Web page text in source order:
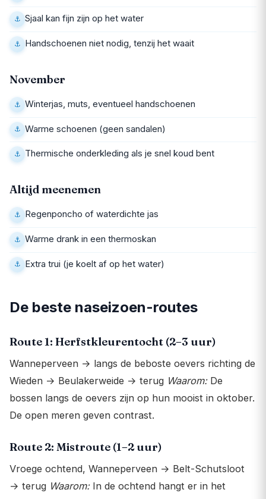
Sjaal kan fijn zijn op het water
Handschoenen niet nodig, tenzij het waait
November
Winterjas, muts, eventueel handschoenen
Warme schoenen (geen sandalen)
Thermische onderkleding als je snel koud bent
Altijd meenemen
Regenponcho of waterdichte jas
Warme drank in een thermoskan
Extra trui (je koelt af op het water)
De beste naseizoen-routes
Route 1: Herfstkleurentocht (2–3 uur)
Wanneperveen → langs de beboste oevers richting de
Wieden → Beulakerweide → terug Waarom:De
bossen langs de oevers zijn op hun mooist in oktober.
De open meren geven contrast.
Route 2: Mistroute (1–2 uur)
Vroege ochtend, Wanneperveen → Belt-Schutsloot
→ terug Waarom:In de ochtend hangt er in het